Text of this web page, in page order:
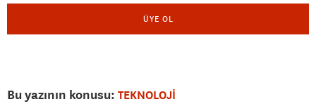
ÜYE OL
Bu yazının konusu: TEKNOLOJİ